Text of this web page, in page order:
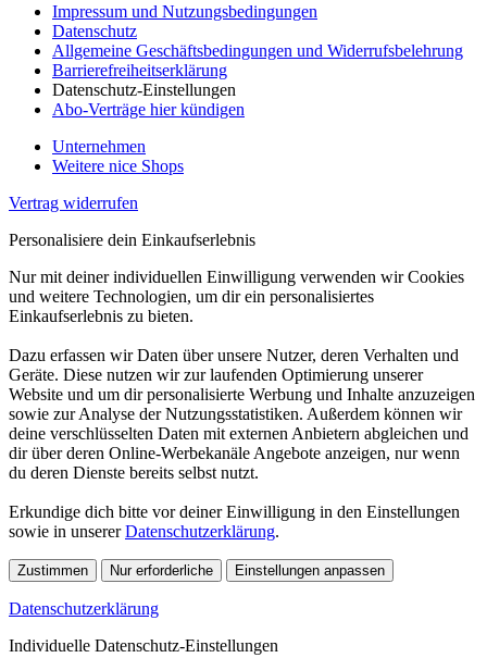
Impressum und Nutzungsbedingungen
Datenschutz
Allgemeine Geschäftsbedingungen und Widerrufsbelehrung
Barrierefreiheitserklärung
Datenschutz-Einstellungen
Abo-Verträge hier kündigen
Unternehmen
Weitere nice Shops
Vertrag widerrufen
Personalisiere dein Einkaufserlebnis
Nur mit deiner individuellen Einwilligung verwenden wir Cookies
und weitere Technologien, um dir ein personalisiertes
Einkaufserlebnis zu bieten.
Dazu erfassen wir Daten über unsere Nutzer, deren Verhalten und
Geräte. Diese nutzen wir zur laufenden Optimierung unserer
Website und um dir personalisierte Werbung und Inhalte anzuzeigen
sowie zur Analyse der Nutzungsstatistiken. Außerdem können wir
deine verschlüsselten Daten mit externen Anbietern abgleichen und
dir über deren Online-Werbekanäle Angebote anzeigen, nur wenn
du deren Dienste bereits selbst nutzt.
Erkundige dich bitte vor deiner Einwilligung in den Einstellungen
sowie in unsererDatenschutzerklärung.
Zustimmen Nur erforderliche Einstellungen anpassen
Datenschutzerklärung
Individuelle Datenschutz-Einstellungen